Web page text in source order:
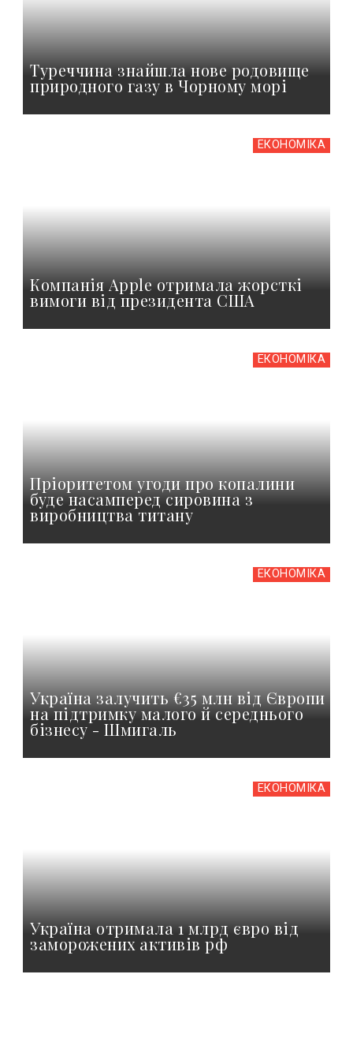
Туреччина знайшла нове родовище
природного газу в Чорному морі
ЕКОНОМІКА
Компанія Apple отримала жорсткі
вимоги від президента США
ЕКОНОМІКА
Пріоритетом угоди про копалини
буде насамперед сировина з
виробництва титану
ЕКОНОМІКА
Україна залучить €35 млн від Європи
на підтримку малого й середнього
бізнесу - Шмигаль
ЕКОНОМІКА
Україна отримала 1 млрд євро від
заморожених активів рф